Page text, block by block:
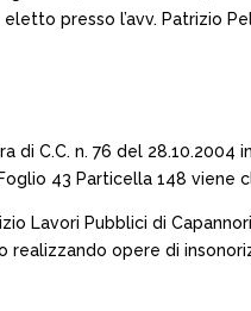
presso l’avv. Patrizio
C.C. n. 76 del 28.10.2004
43 Particella 148 viene
Lavori Pubblici di
opere di